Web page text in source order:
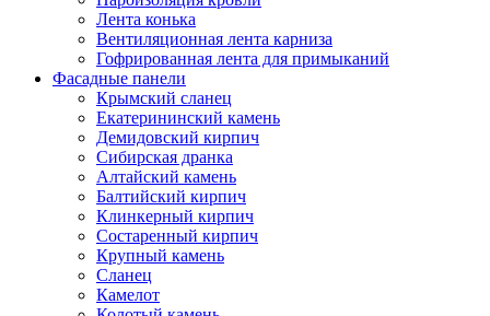
Лента конька
Вентиляционная лента карниза
Гофрированная лента для примыканий
Фасадные панели
Крымский сланец
Екатерининский камень
Демидовский кирпич
Сибирская дранка
Алтайский камень
Балтийский кирпич
Клинкерный кирпич
Состаренный кирпич
Крупный камень
Сланец
Камелот